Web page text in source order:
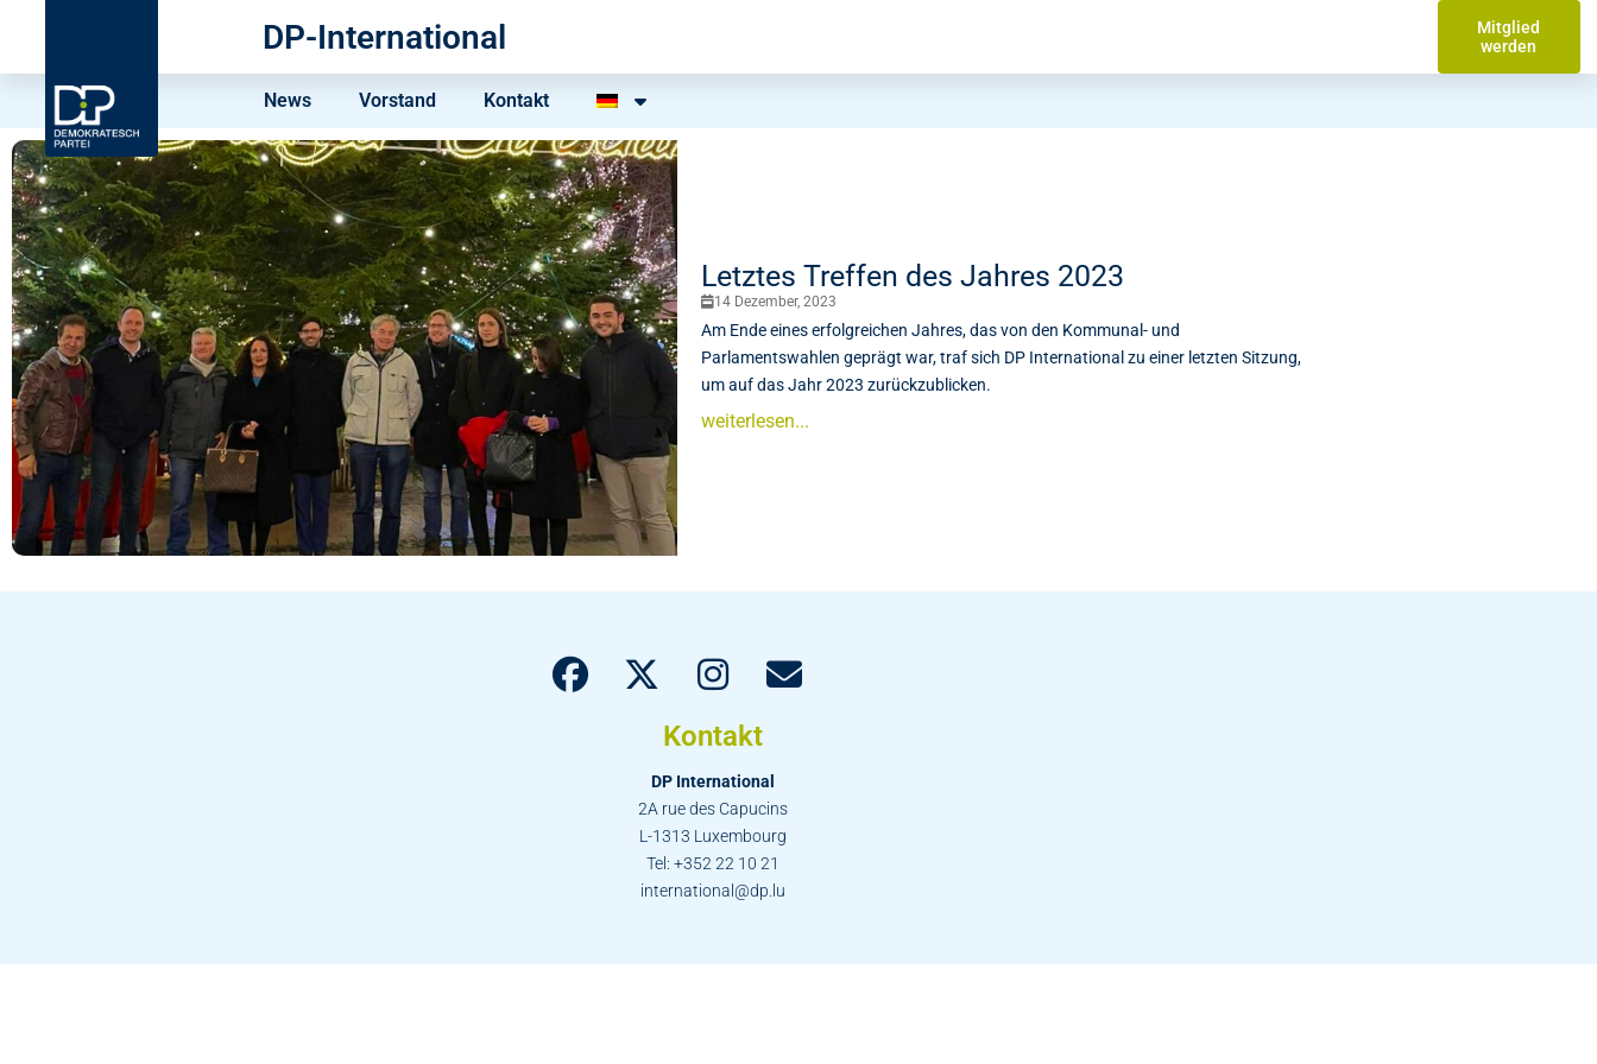
DP-International
Mitglied
werden
News Vorstand Kontakt
Letztes Treffen des Jahres 2023
14 Dezember, 2023
Am Ende eines erfolgreichen Jahres, das von den Kommunal- und
Parlamentswahlen geprägt war, traf sich DP International zu einer letzten Sitzung,
um auf das Jahr 2023 zurückzublicken.
weiterlesen...
Kontakt
DP International
2A rue des Capucins
L-1313 Luxembourg
Tel: +352 22 10 21
international@dp.lu